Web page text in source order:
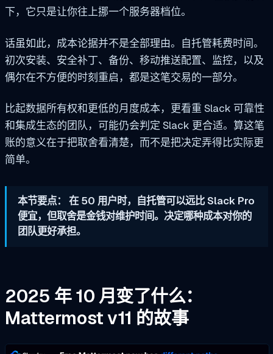
下，它只是让你往上挪一个服务器档位。
话虽如此，成本论据并不是全部理由。自托管耗费时间。
初次安装、安全补丁、备份、移动推送配置、监控，以及
偶尔在不方便的时刻重启，都是这笔交易的一部分。
比起数据所有权和更低的月度成本，更看重 Slack 可靠性
和集成生态的团队，可能仍会判定 Slack 更合适。算这笔
账的意义在于把取舍看清楚，而不是把决定弄得比实际更
简单。
本节要点： 在 50 用户时，自托管可以远比 Slack Pro
便宜，但取舍是金钱对维护时间。决定哪种成本对你的
团队更好承担。
2025 年 10 月变了什么：
Mattermost v11 的故事